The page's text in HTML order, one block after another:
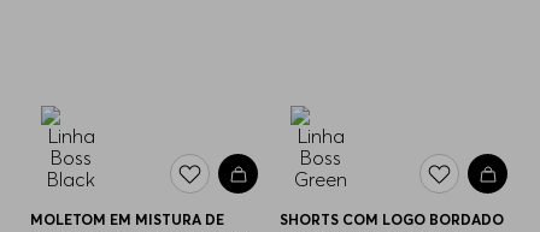
MOLETOM EM MISTURA DE
SHORTS COM LOGO BORDADO